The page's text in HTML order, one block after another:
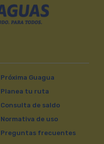
Próxima Guagua
Planea tu ruta
Consulta de saldo
Normativa de uso
Preguntas frecuentes